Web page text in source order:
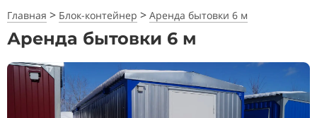
Главная > Блок-контейнер > Аренда бытовки 6 м
Аренда бытовки 6 м